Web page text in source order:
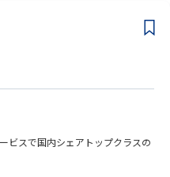
取り組める方を想定しています。
定・評価
および是正対応の推進
整理・報告
つなげられる方
果とするのではなく、「何のリ
」を考え、事業の安定性・信頼性
求めています。
だけでは実現できません。
門に対して、活動の目的と必要性
、共通の課題として協働できる方
ビスで国内シェアトップクラスの